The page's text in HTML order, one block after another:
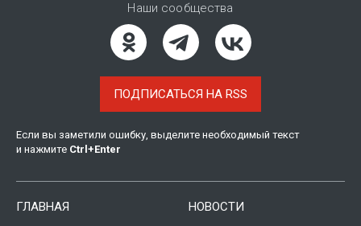
Наши сообщества
ПОДПИСАТЬСЯ НА RSS
Если вы заметили ошибку, выделите необходимый текст
и нажмите Ctrl +Enter
ГЛАВНАЯ
НОВОСТИ